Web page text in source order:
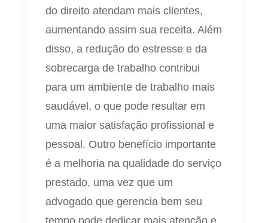
do direito atendam mais clientes,
aumentando assim sua receita. Além
disso, a redução do estresse e da
sobrecarga de trabalho contribui
para um ambiente de trabalho mais
saudável, o que pode resultar em
uma maior satisfação profissional e
pessoal. Outro benefício importante
é a melhoria na qualidade do serviço
prestado, uma vez que um
advogado que gerencia bem seu